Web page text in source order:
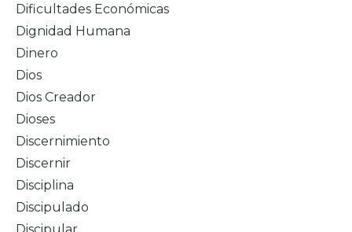
Dificultades Económicas
Dignidad Humana
Dinero
Dios
Dios Creador
Dioses
Discernimiento
Discernir
Disciplina
Discipulado
Discipular